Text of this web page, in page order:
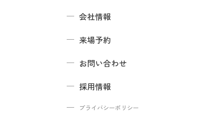
会社情報
来場予約
お問い合わせ
採用情報
プライバシーポリシー